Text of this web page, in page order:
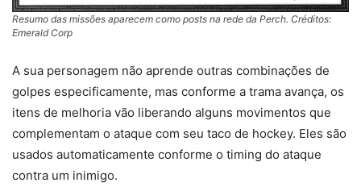
Resumo das missões aparecem como posts na rede da Perch. Créditos:
Emerald Corp
A sua personagem não aprende outras combinações de
golpes especificamente, mas conforme a trama avança, os
itens de melhoria vão liberando alguns movimentos que
complementam o ataque com seu taco de hockey. Eles são
usados automaticamente conforme o timing do ataque
contra um inimigo.